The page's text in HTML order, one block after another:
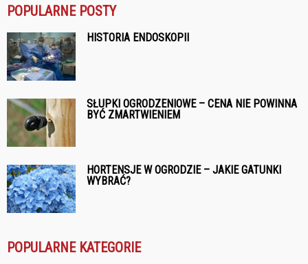
POPULARNE POSTY
HISTORIA ENDOSKOPII
SŁUPKI OGRODZENIOWE – CENA NIE POWINNA
BYĆ ZMARTWIENIEM
HORTENSJE W OGRODZIE – JAKIE GATUNKI
WYBRAĆ?
POPULARNE KATEGORIE